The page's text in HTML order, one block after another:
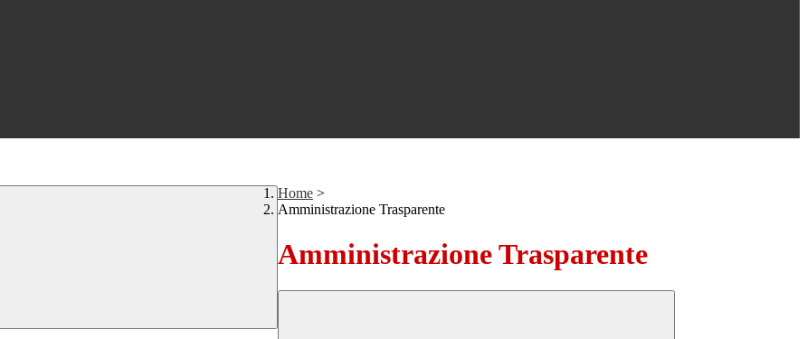
Home >
Amministrazione Trasparente
Amministrazione Trasparente